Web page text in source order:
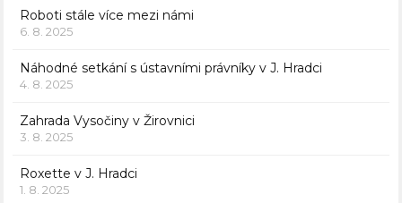
Roboti stále více mezi námi
6. 8. 2025
Náhodné setkání s ústavními právníky v J. Hradci
4. 8. 2025
Zahrada Vysočiny v Žirovnici
3. 8. 2025
Roxette v J. Hradci
1. 8. 2025